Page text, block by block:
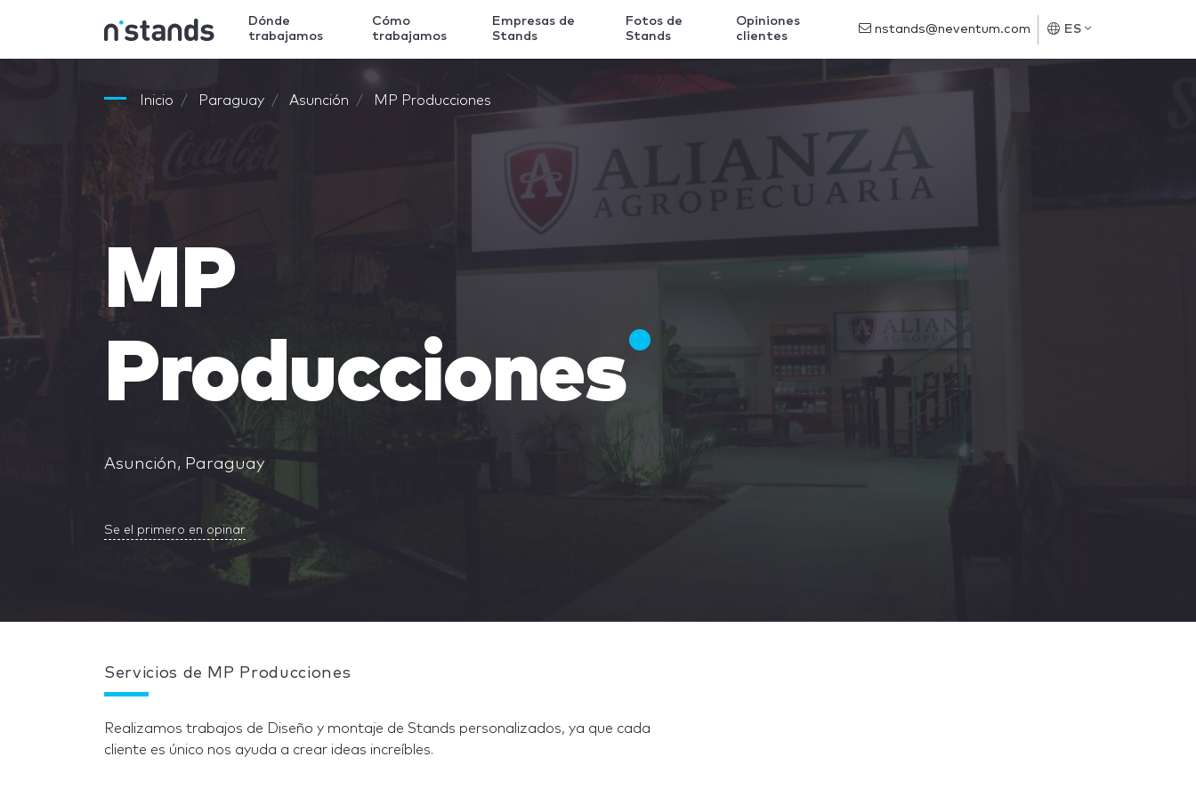
Dónde
trabajamos
Cómo
trabajamos
Empresas de
Stands
Fotos de
Stands
Opiniones
clientes
nstands@neventum.com ES
Inicio Paraguay Asunción MP Producciones
MP
Producciones
Asunción, Paraguay
Se el primero en opinar
Servicios de MP Producciones
Realizamos trabajos de Diseño y montaje de Stands personalizados, ya que cada
cliente es único nos ayuda a crear ideas increíbles.